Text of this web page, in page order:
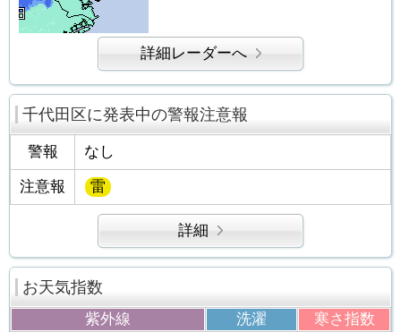
詳細レーダーへ
千代田区に発表中の警報注意報
警報 なし
注意報 雷
詳細
お天気指数
紫外線 洗濯 寒さ指数